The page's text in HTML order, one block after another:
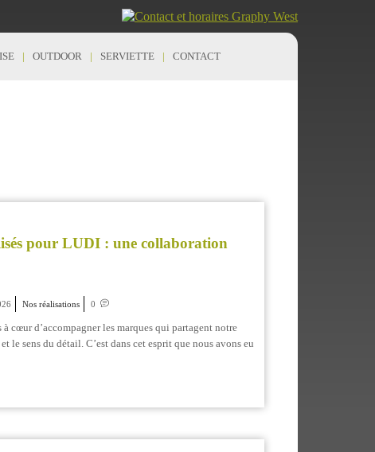
OUTDOOR SERVIETTE CONTACT
pour LUDI : une collaboration
Nos réalisations 0
cœur d’accompagner les marques qui partagent notre
le sens du détail. C’est dans cet esprit que nous avons eu